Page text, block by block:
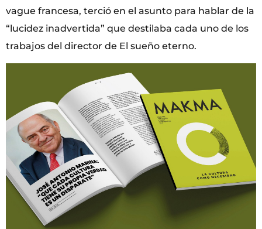
vague francesa, terció en el asunto para hablar de la
“lucidez inadvertida” que destilaba cada uno de los
trabajos del director de El sueño eterno.